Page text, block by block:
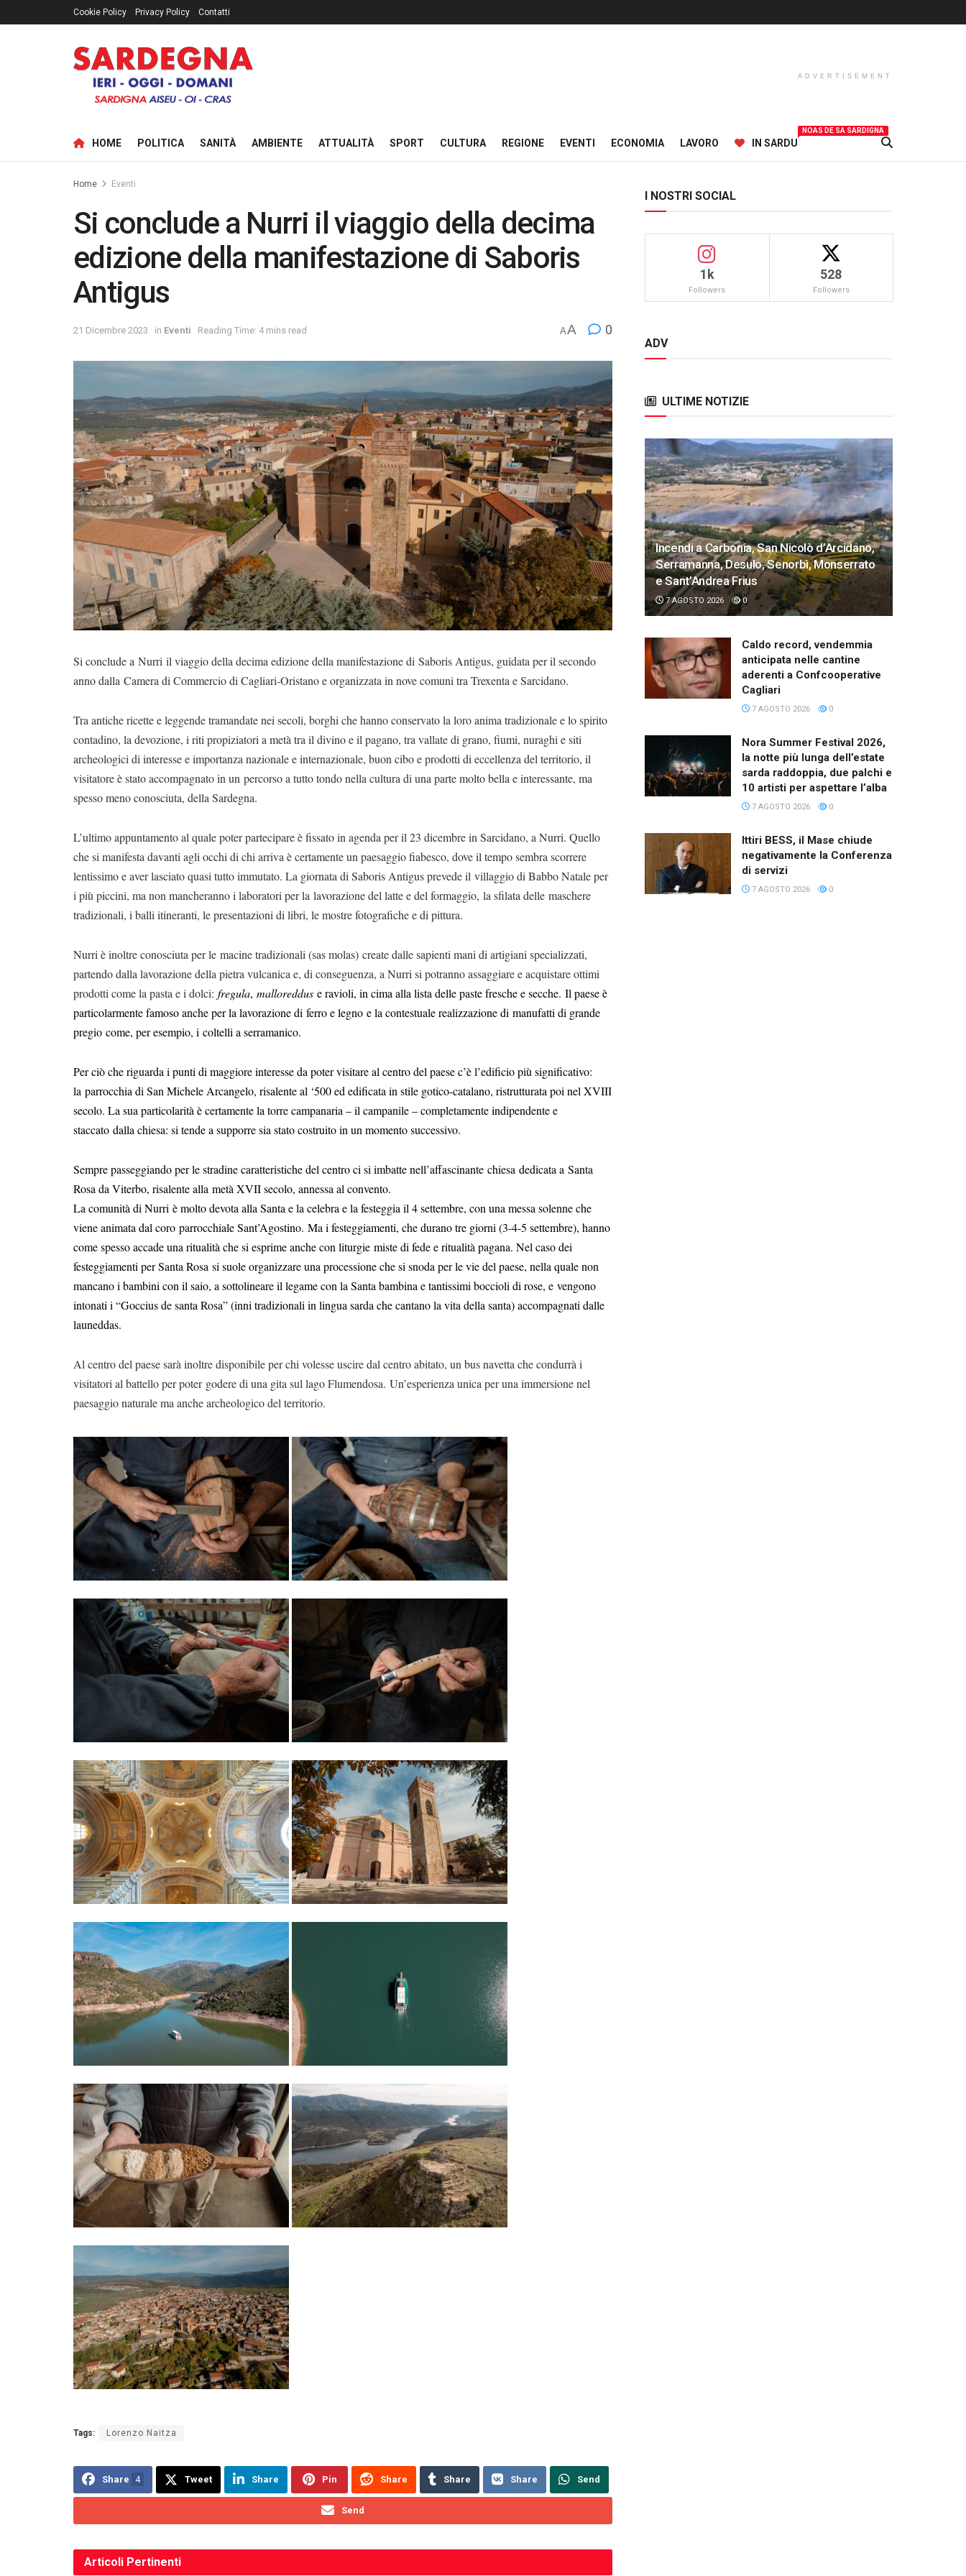
Cookie Policy Privacy Policy Contatti
ADVERTISEMENT
HOME POLITICA SANITÀ AMBIENTE ATTUALITÀ SPORT CULTURA REGIONE EVENTI ECONOMIA LAVORO IN SARDU
NOAS DE SA SARDIGNA
Home Eventi
Si conclude a Nurri il viaggio della decima
edizione della manifestazione di Saboris
Antigus
21 Dicembre 2023 in Eventi Reading Time: 4 mins read AA 0
Si conclude a Nurri il viaggio della decima edizione della manifestazione di Saboris Antigus, guidata per il secondo
anno dalla Camera di Commercio di Cagliari-Oristano e organizzata in nove comuni tra Trexenta e Sarcidano.
Tra antiche ricette e leggende tramandate nei secoli, borghi che hanno conservato la loro anima tradizionale e lo spirito
contadino, la devozione, i riti propiziatori a metà tra il divino e il pagano, tra vallate di grano, fiumi, nuraghi e siti
archeologici di interesse e importanza nazionale e internazionale, buon cibo e prodotti di eccellenza del territorio, il
visitatore è stato accompagnato in un percorso a tutto tondo nella cultura di una parte molto bella e interessante, ma
spesso meno conosciuta, della Sardegna.
L’ultimo appuntamento al quale poter partecipare è fissato in agenda per il 23 dicembre in Sarcidano, a Nurri. Quello
che si manifesta davanti agli occhi di chi arriva è certamente un paesaggio fiabesco, dove il tempo sembra scorrere
lentissimo e aver lasciato quasi tutto immutato. La giornata di Saboris Antigus prevede il villaggio di Babbo Natale per
i più piccini, ma non mancheranno i laboratori per la lavorazione del latte e del formaggio, la sfilata delle maschere
tradizionali, i balli itineranti, le presentazioni di libri, le mostre fotografiche e di pittura.
Nurri è inoltre conosciuta per le macine tradizionali (sas molas) create dalle sapienti mani di artigiani specializzati,
partendo dalla lavorazione della pietra vulcanica e, di conseguenza, a Nurri si potranno assaggiare e acquistare ottimi
prodotti come la pasta e i dolci: fregula, malloreddus e ravioli, in cima alla lista delle paste fresche e secche. Il paese è
particolarmente famoso anche per la lavorazione di ferro e legno e la contestuale realizzazione di manufatti di grande
pregio come, per esempio, i coltelli a serramanico.
Per ciò che riguarda i punti di maggiore interesse da poter visitare al centro del paese c’è l’edificio più significativo:
la parrocchia di San Michele Arcangelo, risalente al ‘500 ed edificata in stile gotico-catalano, ristrutturata poi nel XVIII
secolo. La sua particolarità è certamente la torre campanaria – il campanile – completamente indipendente e
staccato dalla chiesa: si tende a supporre sia stato costruito in un momento successivo.
Sempre passeggiando per le stradine caratteristiche del centro ci si imbatte nell’affascinante chiesa dedicata a Santa
Rosa da Viterbo, risalente alla metà XVII secolo, annessa al convento.
La comunità di Nurri è molto devota alla Santa e la celebra e la festeggia il 4 settembre, con una messa solenne che
viene animata dal coro parrocchiale Sant’Agostino. Ma i festeggiamenti, che durano tre giorni (3-4-5 settembre), hanno
come spesso accade una ritualità che si esprime anche con liturgie miste di fede e ritualità pagana. Nel caso dei
festeggiamenti per Santa Rosa si suole organizzare una processione che si snoda per le vie del paese, nella quale non
mancano i bambini con il saio, a sottolineare il legame con la Santa bambina e tantissimi boccioli di rose, e vengono
intonati i “Goccius de santa Rosa” (inni tradizionali in lingua sarda che cantano la vita della santa) accompagnati dalle
launeddas.
Al centro del paese sarà inoltre disponibile per chi volesse uscire dal centro abitato, un bus navetta che condurrà i
visitatori al battello per poter godere di una gita sul lago Flumendosa. Un’esperienza unica per una immersione nel
paesaggio naturale ma anche archeologico del territorio.
Tags: Lorenzo Naitza
Share 4 Tweet Share Pin Share Share Share Send
Send
Articoli Pertinenti
I NOSTRI SOCIAL
1k
Followers
528
Followers
ADV
ULTIME NOTIZIE
Incendi a Carbonia, San Nicolò d’Arcidano,
Serramanna, Desulo, Senorbì, Monserrato
e Sant’Andrea Frius
7 AGOSTO 2026 0
Caldo record, vendemmia
anticipata nelle cantine
aderenti a Confcooperative
Cagliari
7 AGOSTO 2026 0
Nora Summer Festival 2026,
la notte più lunga dell’estate
sarda raddoppia, due palchi e
10 artisti per aspettare l’alba
7 AGOSTO 2026 0
Ittiri BESS, il Mase chiude
negativamente la Conferenza
di servizi
7 AGOSTO 2026 0